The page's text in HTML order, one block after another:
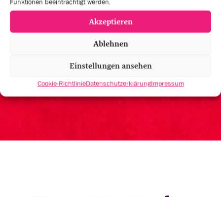
Akzeptieren
Ablehnen
Einstellungen ansehen
Cookie-RichtlinieDatenschutzerklärungImpressum
um geknüpfte Kontakte zu vertiefen und den
Abend in entspannter Atmosphäre ausklingen zu